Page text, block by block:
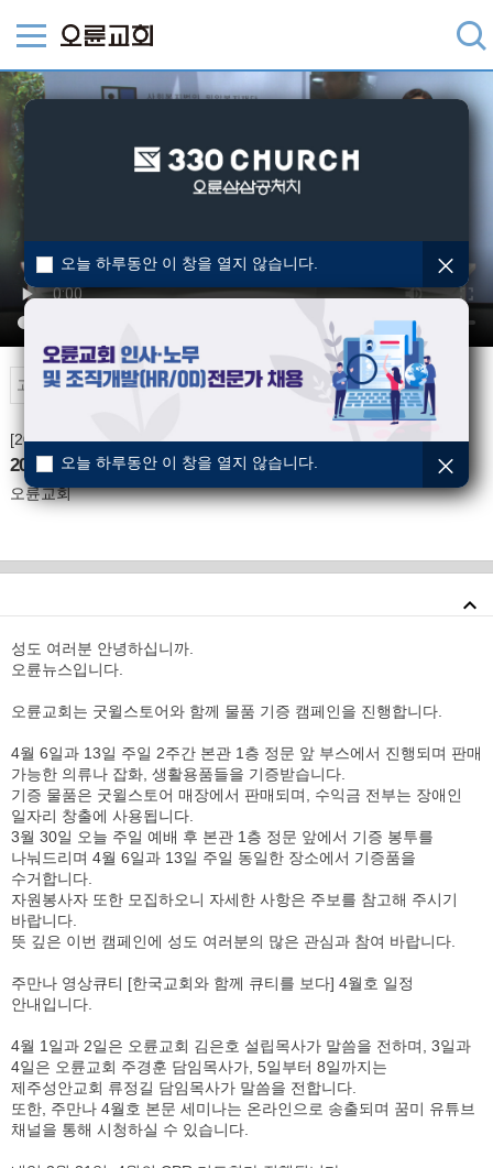
오륜TV
[2025-03-30] 오륜TV뉴스
2025년 3월 마지막주 오륜뉴스
오륜교회
성도 여러분 안녕하십니까.
오륜뉴스입니다.
오륜교회는 굿윌스토어와 함께 물품 기증 캠페인을 진행합니다.
4월 6일과 13일 주일 2주간 본관 1층 정문 앞 부스에서 진행되며 판매
가능한 의류나 잡화, 생활용품들을 기증받습니다.
기증 물품은 굿윌스토어 매장에서 판매되며, 수익금 전부는 장애인
일자리 창출에 사용됩니다.
3월 30일 오늘 주일 예배 후 본관 1층 정문 앞에서 기증 봉투를
나눠드리며 4월 6일과 13일 주일 동일한 장소에서 기증품을
수거합니다.
자원봉사자 또한 모집하오니 자세한 사항은 주보를 참고해 주시기
바랍니다.
뜻 깊은 이번 캠페인에 성도 여러분의 많은 관심과 참여 바랍니다.
주만나 영상큐티 [한국교회와 함께 큐티를 보다] 4월호 일정
안내입니다.
4월 1일과 2일은 오륜교회 김은호 설립목사가 말씀을 전하며, 3일과
4일은 오륜교회 주경훈 담임목사가, 5일부터 8일까지는
제주성안교회 류정길 담임목사가 말씀을 전합니다.
또한, 주만나 4월호 본문 세미나는 온라인으로 송출되며 꿈미 유튜브
채널을 통해 시청하실 수 있습니다.
오늘 하루동안 이 창을 열지 않습니다.
오늘 하루동안 이 창을 열지 않습니다.